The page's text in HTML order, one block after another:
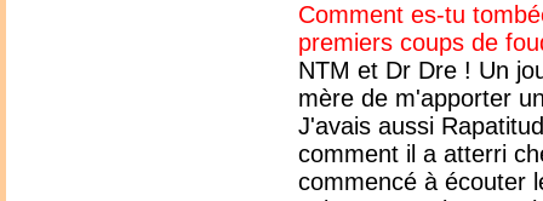
Comment es-tu
premiers coups de
NTM et Dr Dre ! Un
mère de m'apporter
J'avais aussi
comment il a atterri
commencé à écouter